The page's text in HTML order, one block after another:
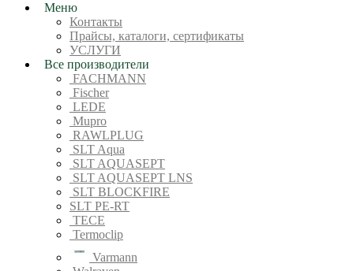
Меню
Контакты
Прайсы, каталоги, сертификаты
УСЛУГИ
Все производители
FACHMANN
Fischer
LEDE
Mupro
RAWLPLUG
SLT Aqua
SLT AQUASEPT
SLT AQUASEPT LNS
SLT BLOCKFIRE
SLT PE-RT
TECE
Termoclip
Varmann